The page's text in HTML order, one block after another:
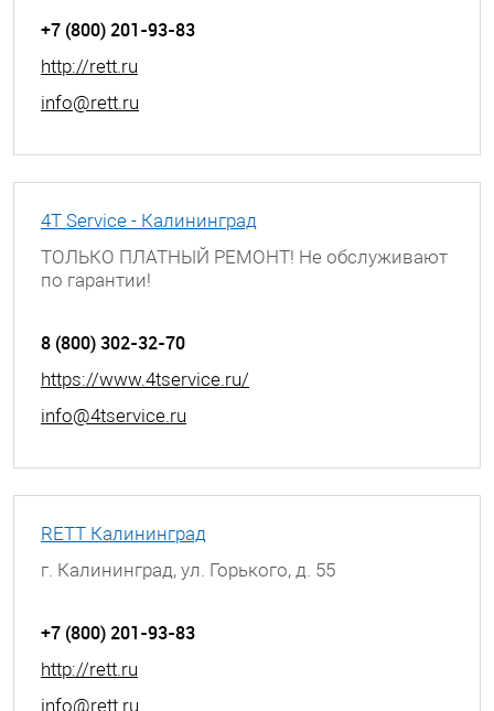
+7 (800) 201-93-83
http://rett.ru
info@rett.ru
4T Service - Калининград
ТОЛЬКО ПЛАТНЫЙ РЕМОНТ! Не обслуживают
по гарантии!
8 (800) 302-32-70
https://www.4tservice.ru/
info@4tservice.ru
RETT Калининград
г. Калининград, ул. Горького, д. 55
+7 (800) 201-93-83
http://rett.ru
info@rett.ru